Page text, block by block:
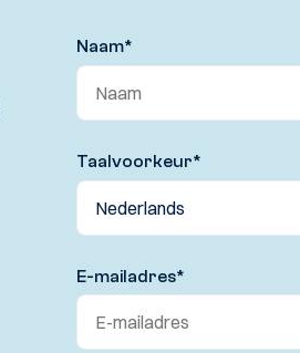
Naam*
Taalvoorkeur*
E-mailadres*